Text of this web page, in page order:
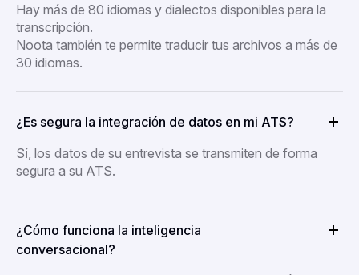
Hay más de 80 idiomas y dialectos disponibles para la
transcripción.
Noota también te permite traducir tus archivos a más de
30 idiomas.
¿Es segura la integración de datos en mi ATS?
Sí, los datos de su entrevista se transmiten de forma
segura a su ATS.
¿Cómo funciona la inteligencia
conversacional?